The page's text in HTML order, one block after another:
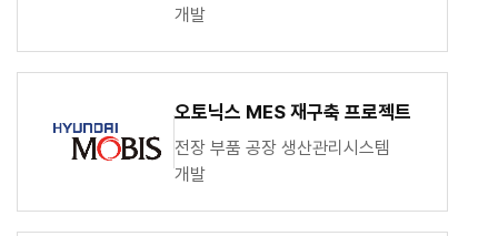
개발
오토닉스 MES 재구축 프로젝트
전장 부품 공장 생산관리시스템
개발